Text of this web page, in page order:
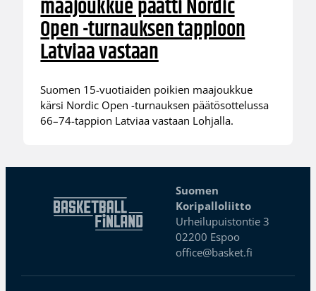
maajoukkue päätti Nordic
Open -turnauksen tappioon
Latviaa vastaan
Suomen 15-vuotiaiden poikien maajoukkue
kärsi Nordic Open -turnauksen päätösottelussa
66–74-tappion Latviaa vastaan Lohjalla.
Suomen
Koripalloliitto
Urheilupuistontie 3
02200 Espoo
office@basket.fi